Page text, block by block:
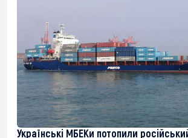
Українські МБЕКи потопили